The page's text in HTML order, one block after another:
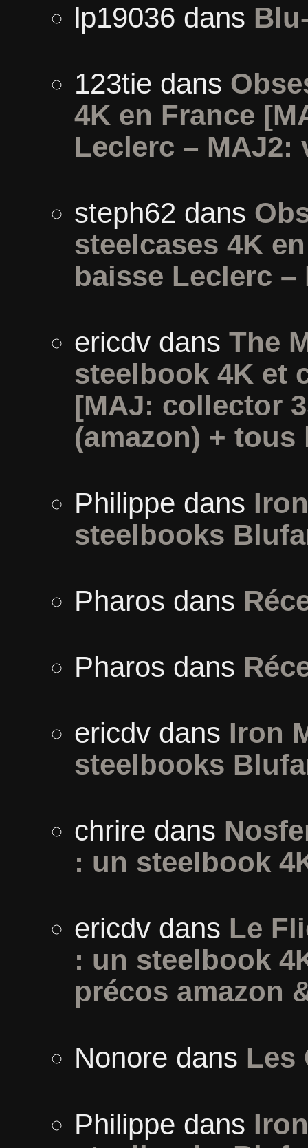
lp19036 dans
123tie dans
4K en France
Leclerc –
steph62 dans
steelcases 4K
baisse Leclerc
ericdvdans The
steelbook 4K et
[MAJ: collector
(amazon) +
Philippe dans
steelbooks
Pharos dans
Pharos dans
ericdvdans Iron
steelbooks
chrire dans
: un steelbook
ericdvdans Le
: un steelbook
précos amazon
Nonore dans Les
Philippe dans